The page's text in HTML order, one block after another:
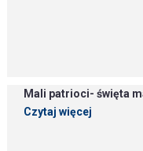
Mali patrioci- święta
Czytaj więcej